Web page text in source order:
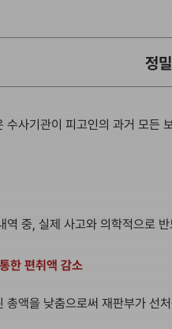
정
수사기관이 피고인의 과거 모든
역 중, 실제 사고와 의학적으로
한 편취액 감소
총액을 낮춤으로써 재판부가 선